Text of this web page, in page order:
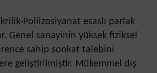
Poliizosiyanat esaslı parlak
Genel sanayinin yüksek fiziksel
sahip sonkat talebini
geliştirilmiştir. Mükemmel dış